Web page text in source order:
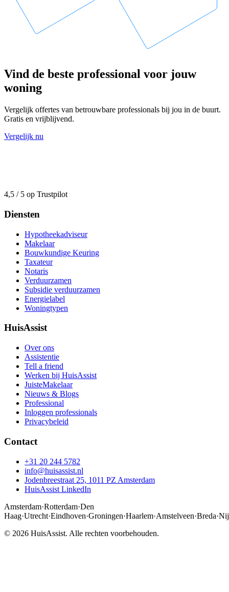
Vind de beste professional voor jouw
woning
Vergelijk offertes van betrouwbare professionals bij jou in de buurt.
Gratis en vrijblijvend.
Vergelijk nu
4,5 / 5 op Trustpilot
Diensten
Hypotheekadviseur
Makelaar
Bouwkundige Keuring
Taxateur
Notaris
Verduurzamen
Subsidie verduurzamen
Energielabel
Woningtypen
HuisAssist
Over ons
Assistentie
Tell a friend
Werken bij HuisAssist
JuisteMakelaar
Nieuws & Blogs
Professional
Inloggen professionals
Privacybeleid
Contact
+31 20 244 5782
info@huisassist.nl
Jodenbreestraat 25, 1011 PZ Amsterdam
HuisAssist LinkedIn
Amsterdam·Rotterdam·Den
Haag·Utrecht·Eindhoven·Groningen·Haarlem·Amstelveen·Breda·
© 2026 HuisAssist. Alle rechten voorbehouden.